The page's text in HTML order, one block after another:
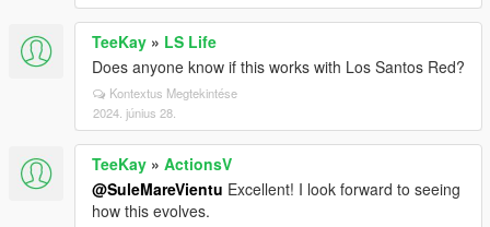
TeeKay » LS Life
Does anyone know if this works with Los Santos Red?
Kontextus Megtekintése
2024. június 28.
TeeKay » ActionsV
@SuleMareVientu Excellent! I look forward to seeing
how this evolves.